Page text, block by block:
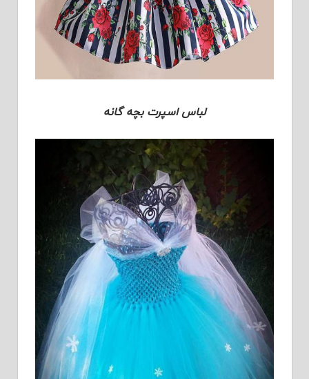
لباس اسپرت بچه گانه